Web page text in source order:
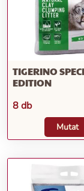
TIGERINO
EDITION
8 db
Mutat